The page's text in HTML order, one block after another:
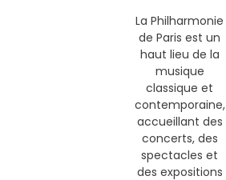
La Philharmonie
de Paris est un
haut lieu de la
musique
classique et
contemporaine,
accueillant des
concerts, des
spectacles et
des expositions